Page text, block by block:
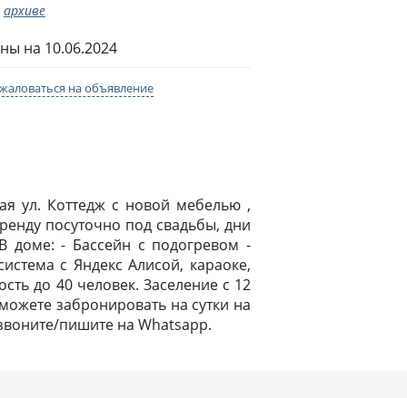
архиве
на 10.06.2024
на объявление
ул. Коттедж с новой мебелью ,
посуточно под свадьбы, дни
доме: - Бассейн с подогревом -
с Яндекс Алисой, караоке,
до 40 человек. Заселение с 12
забронировать на сутки на
пишите на Whatsapp.